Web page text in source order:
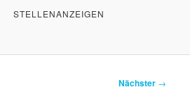
STELLENANZEIGEN
Nächster →